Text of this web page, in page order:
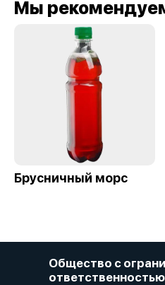
Мы
Брусничный морс
Общество с